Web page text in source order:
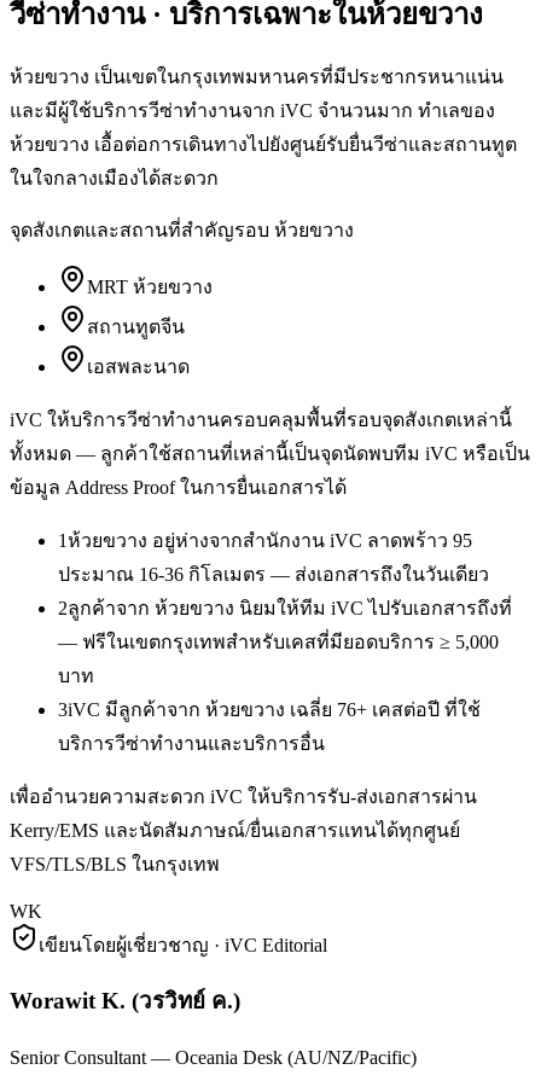
วีซ่าทำงาน· บริการเฉพาะในห้วยขวาง
ห้วยขวาง เป็นเขตในกรุงเทพมหานครที่มีประชากรหนาแน่น
และมีผู้ใช้บริการวีซ่าทำงานจาก iVC จำนวนมาก ทำเลของ
ห้วยขวาง เอื้อต่อการเดินทางไปยังศูนย์รับยื่นวีซ่าและสถานทูต
ในใจกลางเมืองได้สะดวก
จุดสังเกตและสถานที่สำคัญรอบ ห้วยขวาง
MRT ห้วยขวาง
สถานทูตจีน
เอสพละนาด
iVC ให้บริการวีซ่าทำงานครอบคลุมพื้นที่รอบจุดสังเกตเหล่านี้
ทั้งหมด — ลูกค้าใช้สถานที่เหล่านี้เป็นจุดนัดพบทีม iVC หรือเป็น
ข้อมูล Address Proof ในการยื่นเอกสารได้
1ห้วยขวาง อยู่ห่างจากสำนักงาน iVC ลาดพร้าว 95
ประมาณ 16-36 กิโลเมตร — ส่งเอกสารถึงในวันเดียว
2ลูกค้าจาก ห้วยขวาง นิยมให้ทีม iVC ไปรับเอกสารถึงที่
— ฟรีในเขตกรุงเทพสำหรับเคสที่มียอดบริการ ≥ 5,000
บาท
3iVC มีลูกค้าจาก ห้วยขวาง เฉลี่ย 76+ เคสต่อปี ที่ใช้
บริการวีซ่าทำงานและบริการอื่น
เพื่ออำนวยความสะดวก iVC ให้บริการรับ-ส่งเอกสารผ่าน
Kerry/EMS และนัดสัมภาษณ์/ยื่นเอกสารแทนได้ทุกศูนย์
VFS/TLS/BLS ในกรุงเทพ
WK
เขียนโดยผู้เชี่ยวชาญ · iVC Editorial
Worawit K. (วรวิทย์ ค.)
Senior Consultant — Oceania Desk (AU/NZ/Pacific)